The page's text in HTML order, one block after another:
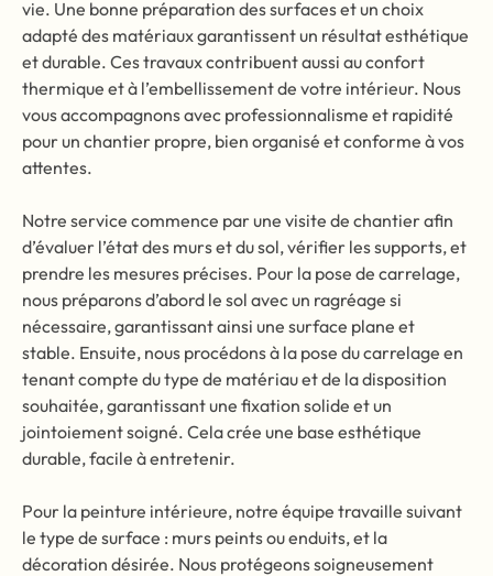
vie. Une bonne préparation des surfaces et un choix
adapté des matériaux garantissent un résultat esthétique
et durable. Ces travaux contribuent aussi au confort
thermique et à l’embellissement de votre intérieur. Nous
vous accompagnons avec professionnalisme et rapidité
pour un chantier propre, bien organisé et conforme à vos
attentes.
Notre service commence par une visite de chantier afin
d’évaluer l’état des murs et du sol, vérifier les supports, et
prendre les mesures précises. Pour la pose de carrelage,
nous préparons d’abord le sol avec un ragréage si
nécessaire, garantissant ainsi une surface plane et
stable. Ensuite, nous procédons à la pose du carrelage en
tenant compte du type de matériau et de la disposition
souhaitée, garantissant une fixation solide et un
jointoiement soigné. Cela crée une base esthétique
durable, facile à entretenir.
Pour la peinture intérieure, notre équipe travaille suivant
le type de surface : murs peints ou enduits, et la
décoration désirée. Nous protégeons soigneusement